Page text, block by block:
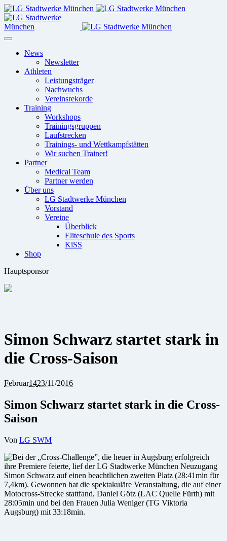
News
Newsletter
Athleten
Leistungsträger
Nachwuchs
Vereinsrekorde
Training
Workshops
Trainingsgruppen
Laufstrecken
Trainings- und Wettkampfstätten
Wir suchen Trainer!
Partner
Medical Team
Partner werden
Über uns
LG Stadtwerke München
Vorstand
Vereine
Überblick
Eliteschule des Sports
KiSS
Shop
Hauptsponsor
Simon Schwarz startet stark in
die Cross-Saison
Februar1423/11/2016
Simon Schwarz startet stark in die Cross-
Saison
Von LG SWM
Bei der „Cross-Challenge”, die heuer in Augsburg erfolgreich
ihre Premiere feierte, lief der LG Stadtwerke München Neuzugang
Simon Schwarz auf einen beachtlichen zweiten Platz (28:41min für
7,4km). Gewonnen hat die spektakuläre Veranstaltung, die auf einer
Motocross-Strecke stattfand, Daniel Götz (LAC Quelle Fürth) mit
28:05min und bei den Frauen Julia Weniger (TG Viktoria
Augsburg) mit 33:18min.